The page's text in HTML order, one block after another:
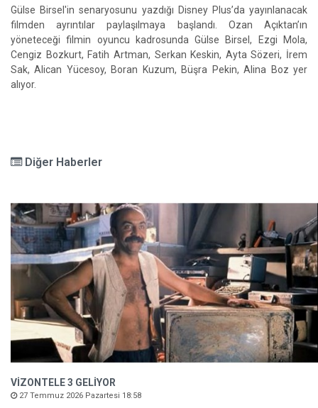
Gülse Birsel'in senaryosunu yazdığı Disney Plus’da yayınlanacak
filmden ayrıntılar paylaşılmaya başlandı. Ozan Açıktan’ın
yöneteceği filmin oyuncu kadrosunda Gülse Birsel, Ezgi Mola,
Cengiz Bozkurt, Fatih Artman, Serkan Keskin, Ayta Sözeri, İrem
Sak, Alican Yücesoy, Boran Kuzum, Büşra Pekin, Alina Boz yer
alıyor.
Diğer Haberler
VİZONTELE 3 GELİYOR
27 Temmuz 2026 Pazartesi 18:58